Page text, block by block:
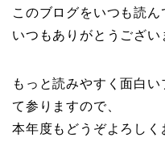
このブログをいつも読ん
いつもありがとうござい
もっと読みやすく面白
て参りますので、
本年度もどうぞよろしく